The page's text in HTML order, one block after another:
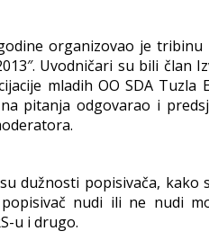
organizovao je
Uvodničari su bili član
mladih OO SDA Tuzla
pitanja odgovarao i
dužnosti popisivača, kako
nudi ili ne nudi
u i drugo.